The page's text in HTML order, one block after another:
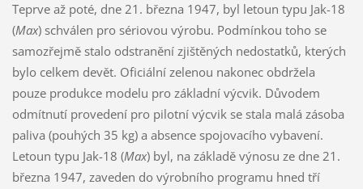
Teprve až poté, dne 21. března 1947, byl letoun typu Jak-18
(Max) schválen pro sériovou výrobu. Podmínkou toho se
samozřejmě stalo odstranění zjištěných nedostatků, kterých
bylo celkem devět. Oficiální zelenou nakonec obdržela
pouze produkce modelu pro základní výcvik. Důvodem
odmítnutí provedení pro pilotní výcvik se stala malá zásoba
paliva (pouhých 35 kg) a absence spojovacího vybavení.
Letoun typu Jak-18 (Max) byl, na základě výnosu ze dne 21.
března 1947, zaveden do výrobního programu hned tří